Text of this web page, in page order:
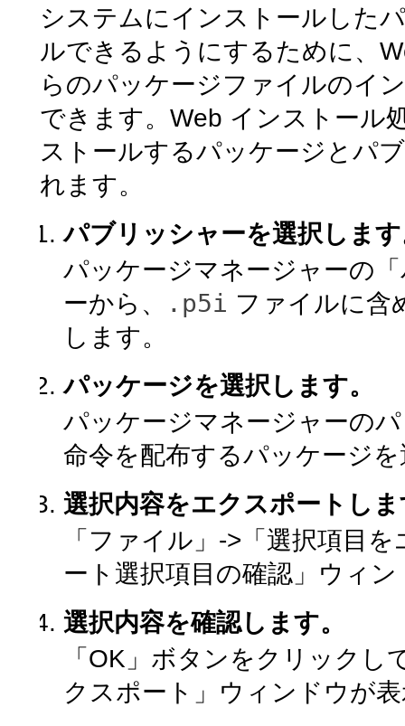
システムにインストールした
ルできるようにするために、
らのパッケージファイルのイ
できます。Web インストール
ストールするパッケージとパ
れます。
パブリッシャーを選択しま
パッケージマネージャーの
ーから、
.p5i ファイルに含
します。
パッケージを選択します。
パッケージマネージャーの
命令を配布するパッケージ
選択内容をエクスポートし
「ファイル」->「選択項目
ート選択項目の確認」ウィ
選択内容を確認します。
「OK」ボタンをクリック
クスポート」ウィンドウが